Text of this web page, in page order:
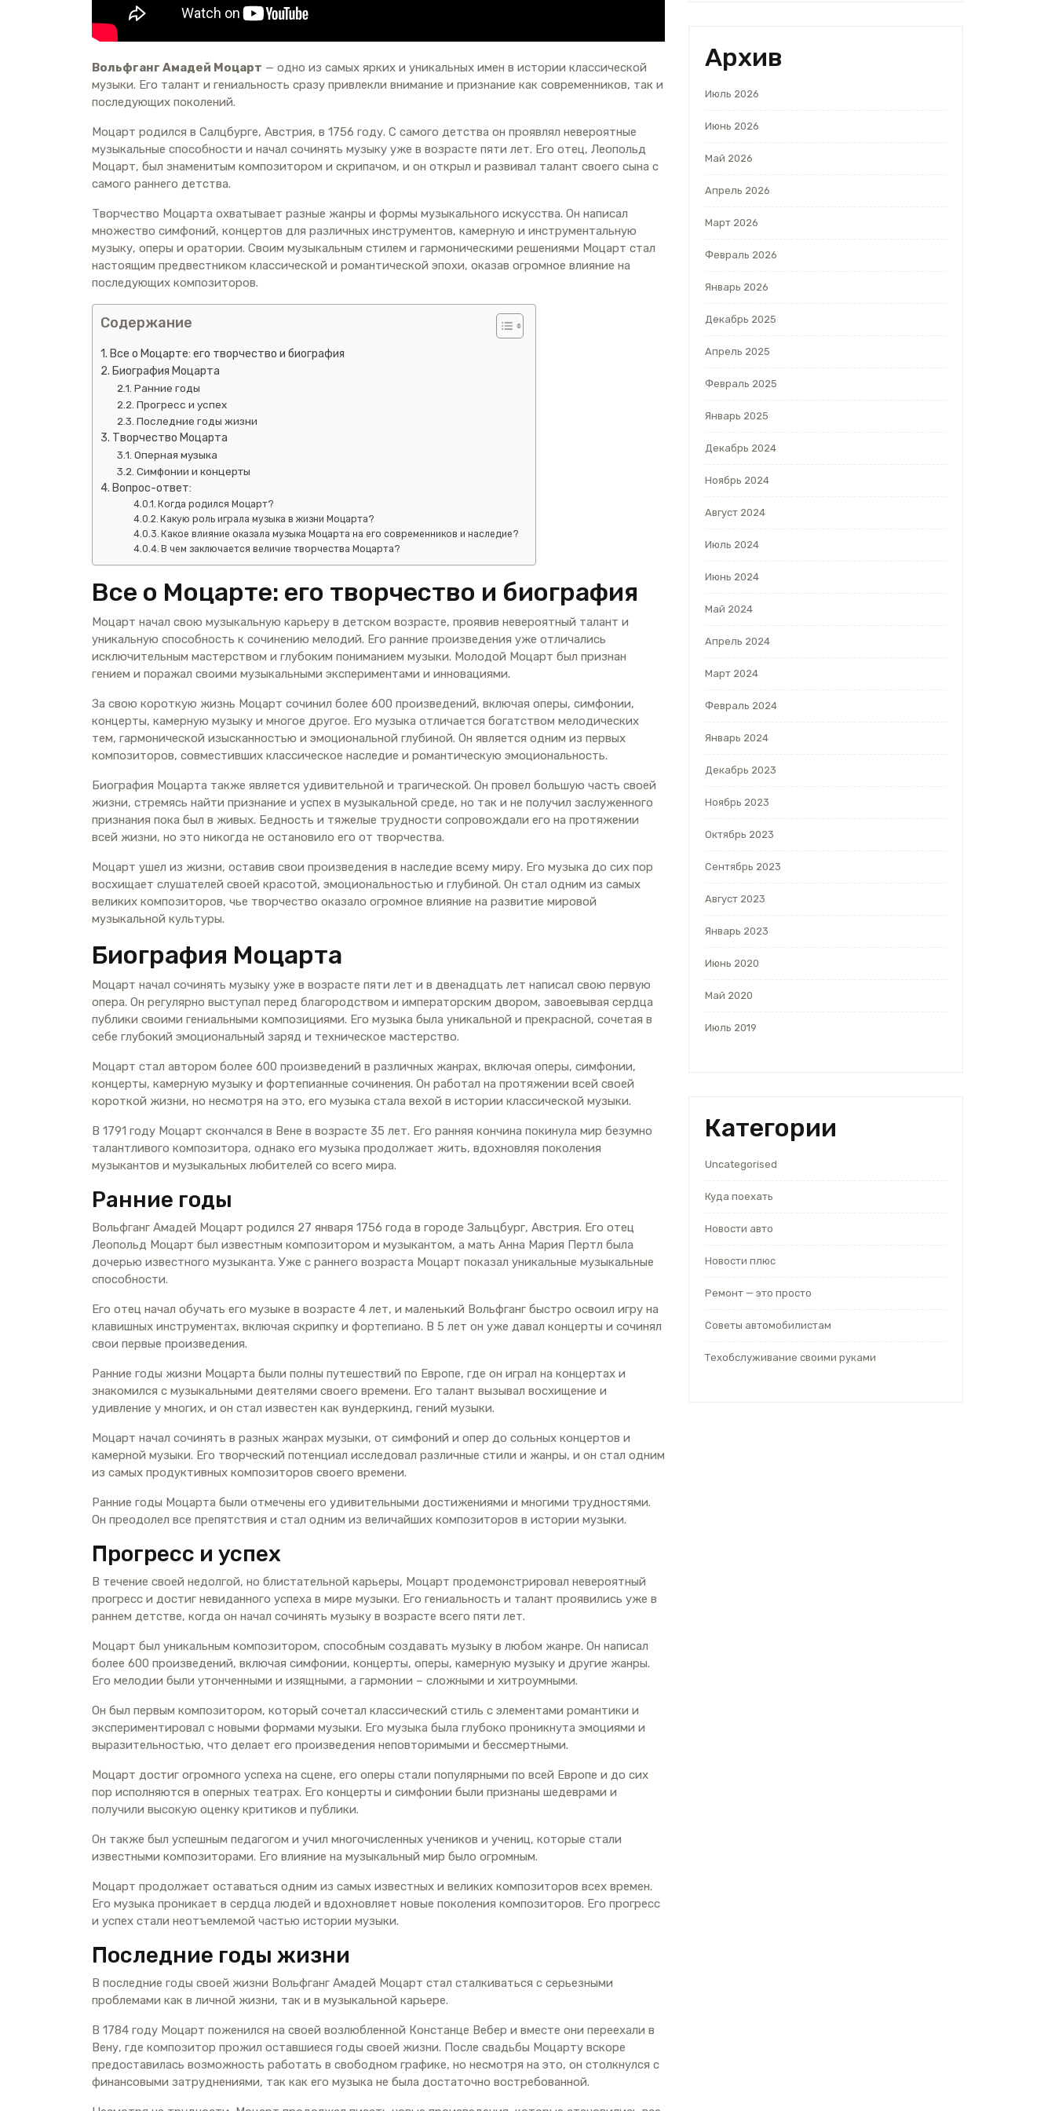
Вольфганг Амадей Моцарт — одно из самых ярких и уникальных имен в истории классической
музыки. Его талант и гениальность сразу привлекли внимание и признание как современников, так и
последующих поколений.
Моцарт родился в Салцбурге, Австрия, в 1756 году. С самого детства он проявлял невероятные
музыкальные способности и начал сочинять музыку уже в возрасте пяти лет. Его отец, Леопольд
Моцарт, был знаменитым композитором и скрипачом, и он открыл и развивал талант своего сына с
самого раннего детства.
Творчество Моцарта охватывает разные жанры и формы музыкального искусства. Он написал
множество симфоний, концертов для различных инструментов, камерную и инструментальную
музыку, оперы и оратории. Своим музыкальным стилем и гармоническими решениями Моцарт стал
настоящим предвестником классической и романтической эпохи, оказав огромное влияние на
последующих композиторов.
Содержание
Все о Моцарте: его творчество и биография
Биография Моцарта
Ранние годы
Прогресс и успех
Последние годы жизни
Творчество Моцарта
Оперная музыка
Симфонии и концерты
Вопрос-ответ:
Когда родился Моцарт?
Какую роль играла музыка в жизни Моцарта?
Какое влияние оказала музыка Моцарта на его современников и наследие?
В чем заключается величие творчества Моцарта?
Все о Моцарте: его творчество и биография
Моцарт начал свою музыкальную карьеру в детском возрасте, проявив невероятный талант и
уникальную способность к сочинению мелодий. Его ранние произведения уже отличались
исключительным мастерством и глубоким пониманием музыки. Молодой Моцарт был признан
гением и поражал своими музыкальными экспериментами и инновациями.
За свою короткую жизнь Моцарт сочинил более 600 произведений, включая оперы, симфонии,
концерты, камерную музыку и многое другое. Его музыка отличается богатством мелодических
тем, гармонической изысканностью и эмоциональной глубиной. Он является одним из первых
композиторов, совместивших классическое наследие и романтическую эмоциональность.
Биография Моцарта также является удивительной и трагической. Он провел большую часть своей
жизни, стремясь найти признание и успех в музыкальной среде, но так и не получил заслуженного
признания пока был в живых. Бедность и тяжелые трудности сопровождали его на протяжении
всей жизни, но это никогда не остановило его от творчества.
Моцарт ушел из жизни, оставив свои произведения в наследие всему миру. Его музыка до сих пор
восхищает слушателей своей красотой, эмоциональностью и глубиной. Он стал одним из самых
великих композиторов, чье творчество оказало огромное влияние на развитие мировой
музыкальной культуры.
Биография Моцарта
Моцарт начал сочинять музыку уже в возрасте пяти лет и в двенадцать лет написал свою первую
опера. Он регулярно выступал перед благородством и императорским двором, завоевывая сердца
публики своими гениальными композициями. Его музыка была уникальной и прекрасной, сочетая в
себе глубокий эмоциональный заряд и техническое мастерство.
Моцарт стал автором более 600 произведений в различных жанрах, включая оперы, симфонии,
концерты, камерную музыку и фортепианные сочинения. Он работал на протяжении всей своей
короткой жизни, но несмотря на это, его музыка стала вехой в истории классической музыки.
В 1791 году Моцарт скончался в Вене в возрасте 35 лет. Его ранняя кончина покинула мир безумно
талантливого композитора, однако его музыка продолжает жить, вдохновляя поколения
музыкантов и музыкальных любителей со всего мира.
Ранние годы
Вольфганг Амадей Моцарт родился 27 января 1756 года в городе Зальцбург, Австрия. Его отец
Леопольд Моцарт был известным композитором и музыкантом, а мать Анна Мария Пертл была
дочерью известного музыканта. Уже с раннего возраста Моцарт показал уникальные музыкальные
способности.
Его отец начал обучать его музыке в возрасте 4 лет, и маленький Вольфганг быстро освоил игру на
клавишных инструментах, включая скрипку и фортепиано. В 5 лет он уже давал концерты и сочинял
свои первые произведения.
Ранние годы жизни Моцарта были полны путешествий по Европе, где он играл на концертах и
знакомился с музыкальными деятелями своего времени. Его талант вызывал восхищение и
удивление у многих, и он стал известен как вундеркинд, гений музыки.
Моцарт начал сочинять в разных жанрах музыки, от симфоний и опер до сольных концертов и
камерной музыки. Его творческий потенциал исследовал различные стили и жанры, и он стал одним
из самых продуктивных композиторов своего времени.
Ранние годы Моцарта были отмечены его удивительными достижениями и многими трудностями.
Он преодолел все препятствия и стал одним из величайших композиторов в истории музыки.
Прогресс и успех
В течение своей недолгой, но блистательной карьеры, Моцарт продемонстрировал невероятный
прогресс и достиг невиданного успеха в мире музыки. Его гениальность и талант проявились уже в
раннем детстве, когда он начал сочинять музыку в возрасте всего пяти лет.
Моцарт был уникальным композитором, способным создавать музыку в любом жанре. Он написал
более 600 произведений, включая симфонии, концерты, оперы, камерную музыку и другие жанры.
Его мелодии были утонченными и изящными, а гармонии – сложными и хитроумными.
Он был первым композитором, который сочетал классический стиль с элементами романтики и
экспериментировал с новыми формами музыки. Его музыка была глубоко проникнута эмоциями и
выразительностью, что делает его произведения неповторимыми и бессмертными.
Моцарт достиг огромного успеха на сцене, его оперы стали популярными по всей Европе и до сих
пор исполняются в оперных театрах. Его концерты и симфонии были признаны шедеврами и
получили высокую оценку критиков и публики.
Он также был успешным педагогом и учил многочисленных учеников и учениц, которые стали
известными композиторами. Его влияние на музыкальный мир было огромным.
Моцарт продолжает оставаться одним из самых известных и великих композиторов всех времен.
Его музыка проникает в сердца людей и вдохновляет новые поколения композиторов. Его прогресс
и успех стали неотъемлемой частью истории музыки.
Последние годы жизни
В последние годы своей жизни Вольфганг Амадей Моцарт стал сталкиваться с серьезными
проблемами как в личной жизни, так и в музыкальной карьере.
В 1784 году Моцарт поженился на своей возлюбленной Констанце Вебер и вместе они переехали в
Вену, где композитор прожил оставшиеся годы своей жизни. После свадьбы Моцарту вскоре
предоставилась возможность работать в свободном графике, но несмотря на это, он столкнулся с
финансовыми затруднениями, так как его музыка не была достаточно востребованной.
Архив
Июль 2026
Июнь 2026
Май 2026
Апрель 2026
Март 2026
Февраль 2026
Январь 2026
Декабрь 2025
Апрель 2025
Февраль 2025
Январь 2025
Декабрь 2024
Ноябрь 2024
Август 2024
Июль 2024
Июнь 2024
Май 2024
Апрель 2024
Март 2024
Февраль 2024
Январь 2024
Декабрь 2023
Ноябрь 2023
Октябрь 2023
Сентябрь 2023
Август 2023
Январь 2023
Июнь 2020
Май 2020
Июль 2019
Категории
Uncategorised
Куда поехать
Новости авто
Новости плюс
Ремонт — это просто
Советы автомобилистам
Техобслуживание своими руками